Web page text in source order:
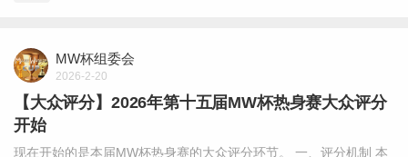
MW杯组委会
2026-2-20
【大众评分】2026年第十五届MW杯热身赛大众评分
开始
现在开始的是本届MW杯热身赛的大众评分环节。 一、评分机制 本